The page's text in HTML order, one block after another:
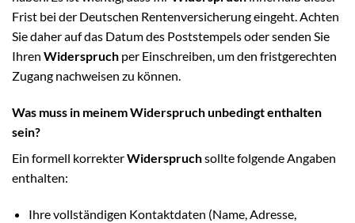
Frist bei der Deutschen Rentenversicherung eingeht. Achten
Sie daher auf das Datum des Poststempels oder senden Sie
Ihren Widerspruch per Einschreiben, um den fristgerechten
Zugang nachweisen zu können.
Was muss in meinem Widerspruch unbedingt enthalten
sein?
Ein formell korrekterWiderspruchsollte folgende Angaben
enthalten:
Ihre vollständigen Kontaktdaten (Name, Adresse,